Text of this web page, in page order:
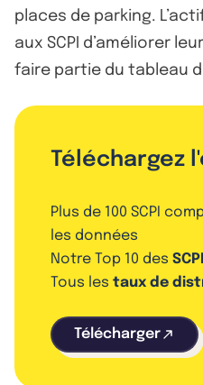
places de parking.
aux SCPI d’améliorer
faire partie du tableau
Téléchargez
Plus de 100 SCPI
les données
Notre Top 10 des
Tous les taux de
Télécharger